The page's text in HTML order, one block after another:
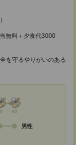
無料＋夕食代3000
を守るやりがいのある
60
男性